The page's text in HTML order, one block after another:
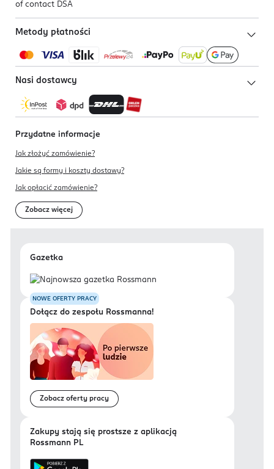
of contact DSA
Metody płatności
Nasi dostawcy
Przydatne informacje
Jak złożyć zamówienie?
Jakie są formy i koszty dostawy?
Jak opłacić zamówienie?
Zobacz więcej
Gazetka
NOWE OFERTY PRACY
Dołącz do zespołu Rossmanna!
Zobacz oferty pracy
Zakupy stają się prostsze z aplikacją
Rossmann PL